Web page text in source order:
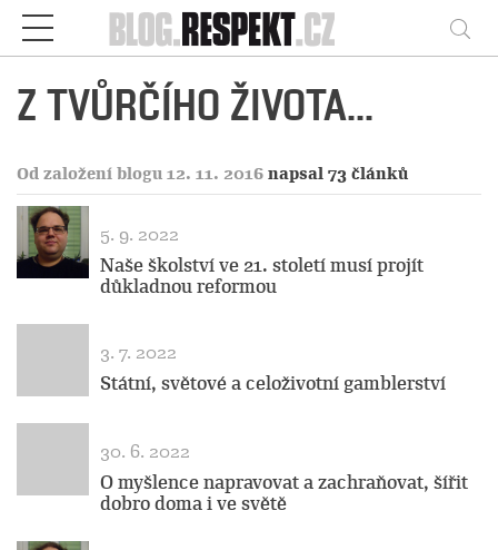
Respekt
Z TVŮRČÍHO ŽIVOTA...
Od založení blogu 12. 11. 2016 napsal 73 článků
5. 9. 2022
Naše školství ve 21. století musí projít
důkladnou reformou
3. 7. 2022
Státní, světové a celoživotní gamblerství
30. 6. 2022
O myšlence napravovat a zachraňovat, šířit
dobro doma i ve světě